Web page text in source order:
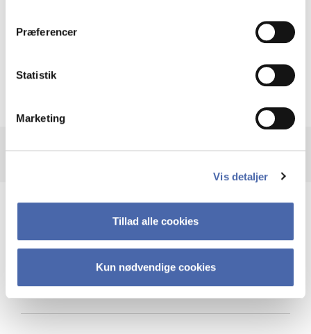
Præferencer
Statistik
Marketing
Vis detaljer
Tillad alle cookies
Kun nødvendige cookies
Krigen i Ukraine
Cybersikkerhed